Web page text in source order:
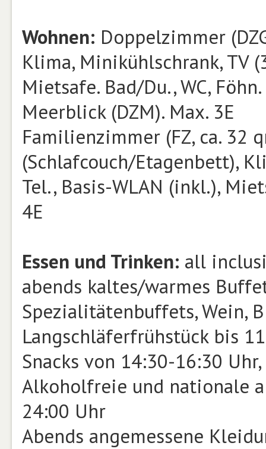
Wohnen: Doppelzimmer
Klima, Minikühlschrank, TV
Mietsafe. Bad/Du., WC,
Meerblick (DZM). Max. 3E
Familienzimmer (FZ, ca. 32
(Schlafcouch/Etagenbett),
Tel., Basis-WLAN (inkl.),
4E
Essen und Trinken: all
abends kaltes/warmes
Spezialitätenbuffets, Wein,
Langschläferfrühstück bis
Snacks von 14:30-16:30
Alkoholfreie und nationale
24:00 Uhr
Abends angemessene